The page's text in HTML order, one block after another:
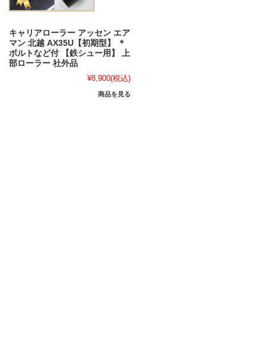
キャリアローラー アッセン エア
マン 北越 AX35U【初期型】 ＊
ボルトなど付 【鉄シュー用】 上
部ローラー 社外品
¥8,900(税込)
商品を見る